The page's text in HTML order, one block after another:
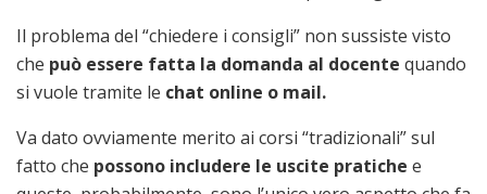
Il problema del “chiedere i consigli” non sussiste visto
che può essere fatta la domanda al docente quando
si vuole tramite le chat online o mail.
Va dato ovviamente merito ai corsi “tradizionali” sul
fatto che possono includere le uscite pratiche e